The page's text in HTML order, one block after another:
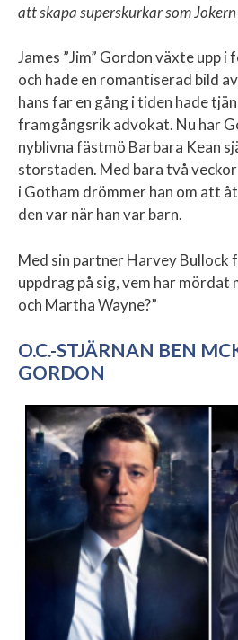
att skapa superskurkar som Jokern
James ”Jim” Gordon växte upp
och hade en romantiserad bild
hans far en gång i tiden hade
framgångsrik advokat. Nu har
nyblivna fästmö Barbara Kean
storstaden. Med bara två
i Gotham drömmer han om att
den var när han var barn.
Med sin partner Harvey
uppdrag på sig, vem har
och Martha Wayne?”
O.C.-STJÄRNAN BEN
GORDON